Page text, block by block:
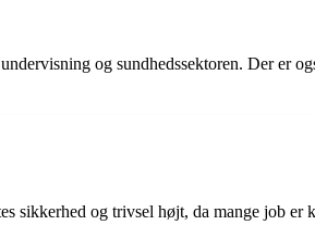
og sundhedssektoren. Der er
og trivsel højt, da mange job er